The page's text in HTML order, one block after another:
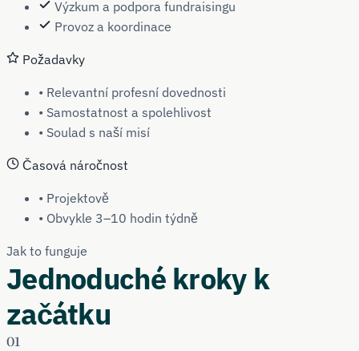
Výzkum a podpora fundraisingu
Provoz a koordinace
Požadavky
• Relevantní profesní dovednosti
• Samostatnost a spolehlivost
• Soulad s naší misí
Časová náročnost
• Projektově
• Obvykle 3–10 hodin týdně
Jak to funguje
Jednoduché kroky k
začátku
01